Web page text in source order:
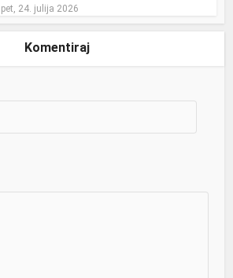
pet, 24. julija 2026
Komentiraj